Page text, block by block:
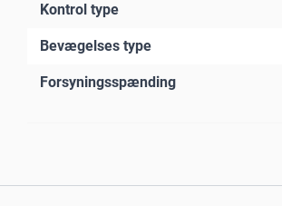
Kontrol type
Bevægelses type
Forsyningsspænding